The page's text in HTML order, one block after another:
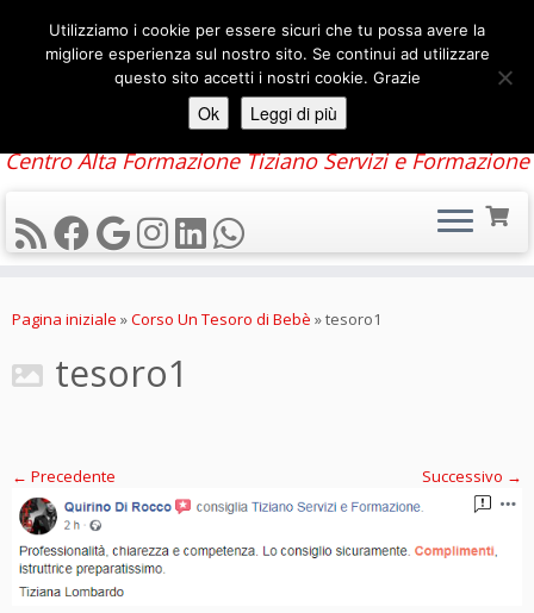
contenuto
Centro Alta Formazione Tiziano Servizi e Formazione
Pagina iniziale »Corso Un Tesoro di Bebè »tesoro1
tesoro1
← Precedente Successivo →
Utilizziamo i cookie per essere sicuri che tu possa avere la
migliore esperienza sul nostro sito. Se continui ad utilizzare
questo sito accetti i nostri cookie. Grazie
Ok Leggi di più